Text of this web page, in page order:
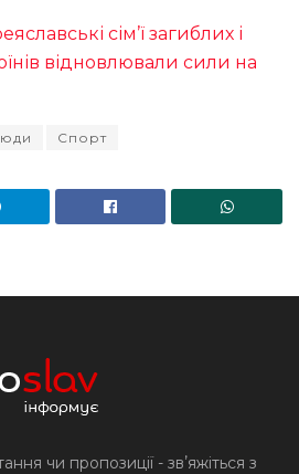
сім’ї загиблих і
відновлювали сили на
Спорт
чи пропозиції - звʼяжіться з